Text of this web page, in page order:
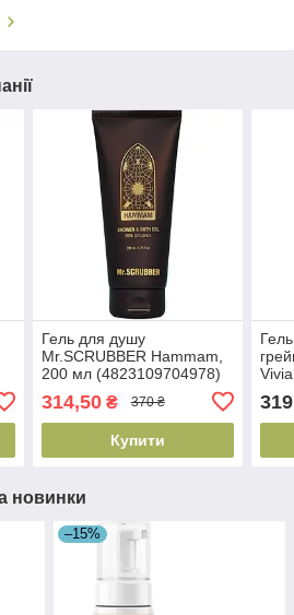
Гель для душу
Mr.SCRUBBER Hammam,
200 мл (4823109704978)
314,50₴ 370 ₴
Купити
319
новинки
–15%